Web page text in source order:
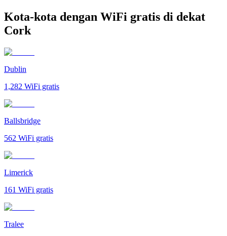
Kota-kota dengan WiFi gratis di dekat
Cork
Dublin
1,282 WiFi gratis
Ballsbridge
562 WiFi gratis
Limerick
161 WiFi gratis
Tralee